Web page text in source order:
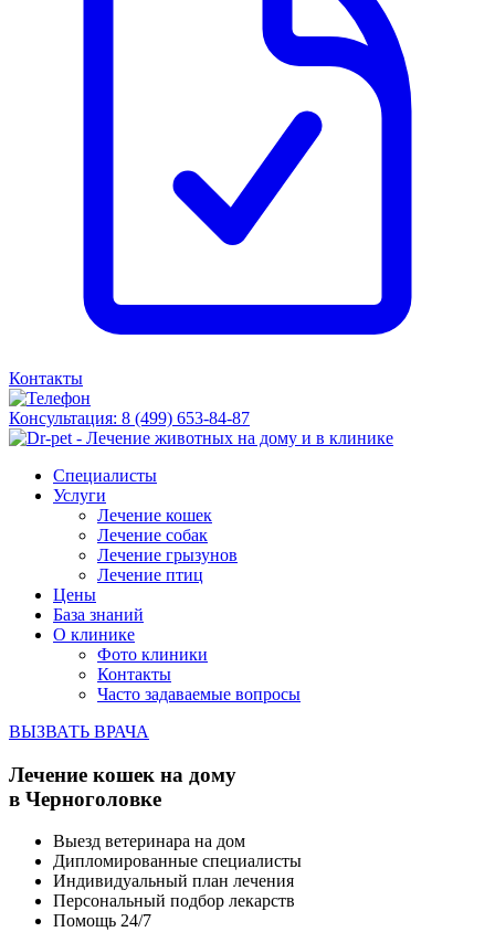
Контакты
Консультация: 8 (499) 653-84-87
Специалисты
Услуги
Лечение кошек
Лечение собак
Лечение грызунов
Лечение птиц
Цены
База знаний
О клинике
Фото клиники
Контакты
Часто задаваемые вопросы
ВЫЗВАТЬ ВРАЧА
Лечение кошек на дому
в Черноголовке
Выезд ветеринара на дом
Дипломированные специалисты
Индивидуальный план лечения
Персональный подбор лекарств
Помощь 24/7